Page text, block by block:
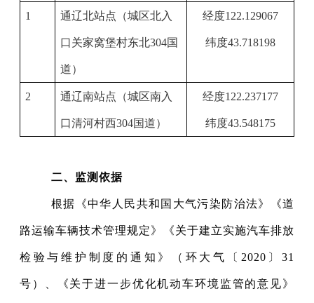
1 通辽北站点（城区北入
口关家窝堡村东北304国
道）
经度122.129067
纬度43.718198
2 通辽南站点（城区南入
口清河村西304国道）
经度122.237177
纬度43.548175
二、监测依据
根据《中华人民共和国大气污染防治法》《道
路运输车辆技术管理规定》《关于建立实施汽车排放
检验与维护制度的通知》（环大气〔2020〕31
号）、《关于进一步优化机动车环境监管的意见》